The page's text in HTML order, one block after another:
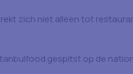
zich niet alleen tot
gespitst op de